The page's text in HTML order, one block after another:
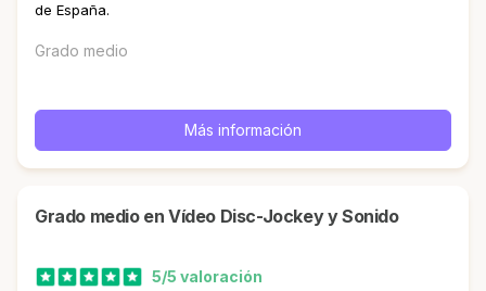
de España.
Grado medio
Más información
Grado medio en Vídeo Disc-Jockey y Sonido
5/5 valoración